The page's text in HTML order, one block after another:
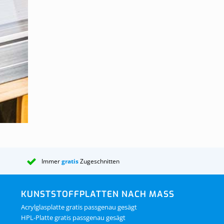
guten
kann.
ImmergratisZugeschnitten
KUNSTSTOFFPLATTEN NACH MASS
Acrylglasplatte gratis passgenau gesägt
HPL-Platte gratis passgenau gesägt